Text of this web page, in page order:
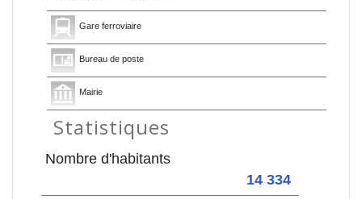
Gare ferroviaire
Bureau de poste
Mairie
Statistiques
Nombre d'habitants
14 334